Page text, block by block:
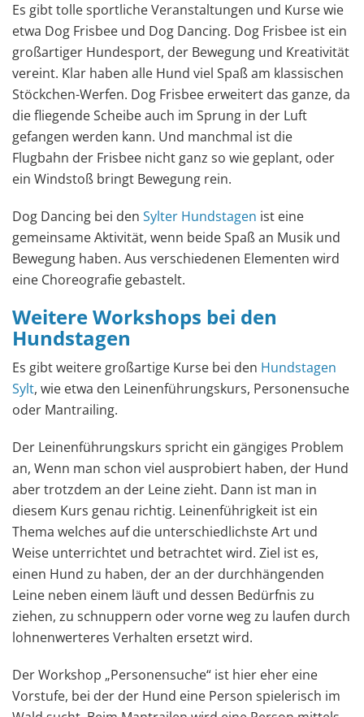
Es gibt tolle sportliche Veranstaltungen und Kurse wie
etwa Dog Frisbee und Dog Dancing. Dog Frisbee ist ein
großartiger Hundesport, der Bewegung und Kreativität
vereint. Klar haben alle Hund viel Spaß am klassischen
Stöckchen-Werfen. Dog Frisbee erweitert das ganze, da
die fliegende Scheibe auch im Sprung in der Luft
gefangen werden kann. Und manchmal ist die
Flugbahn der Frisbee nicht ganz so wie geplant, oder
ein Windstoß bringt Bewegung rein.
Dog Dancing bei den Sylter Hundstagen ist eine
gemeinsame Aktivität, wenn beide Spaß an Musik und
Bewegung haben. Aus verschiedenen Elementen wird
eine Choreografie gebastelt.
Weitere Workshops bei den
Hundstagen
Es gibt weitere großartige Kurse bei den Hundstagen
Sylt, wie etwa den Leinenführungskurs, Personensuche
oder Mantrailing.
Der Leinenführungskurs spricht ein gängiges Problem
an, Wenn man schon viel ausprobiert haben, der Hund
aber trotzdem an der Leine zieht. Dann ist man in
diesem Kurs genau richtig. Leinenführigkeit ist ein
Thema welches auf die unterschiedlichste Art und
Weise unterrichtet und betrachtet wird. Ziel ist es,
einen Hund zu haben, der an der durchhängenden
Leine neben einem läuft und dessen Bedürfnis zu
ziehen, zu schnuppern oder vorne weg zu laufen durch
lohnenwerteres Verhalten ersetzt wird.
Der Workshop „Personensuche“ ist hier eher eine
Vorstufe, bei der der Hund eine Person spielerisch im